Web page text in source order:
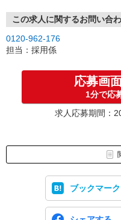
この求人に関するお問い合
0120-962-176
担当：採用係
応募画
1分で応
求人応募期間：
ブックマーク